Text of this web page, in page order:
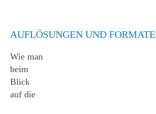
AUFLÖSUNGEN UND FORMATE
Wie man
beim
Blick
auf die